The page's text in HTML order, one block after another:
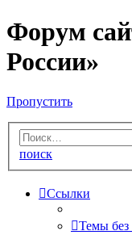
Форум
России»
Пропустить
поиск
Ссылки
Темы без